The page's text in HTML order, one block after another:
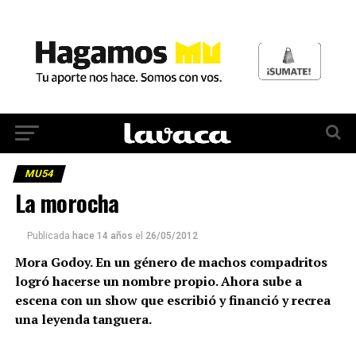
MU54
La morocha
Publicada hace 14 años el 26/05/2012
Mora Godoy. En un género de machos compadritos
logró hacerse un nombre propio. Ahora sube a
escena con un show que escribió y financió y recrea
una leyenda tanguera.